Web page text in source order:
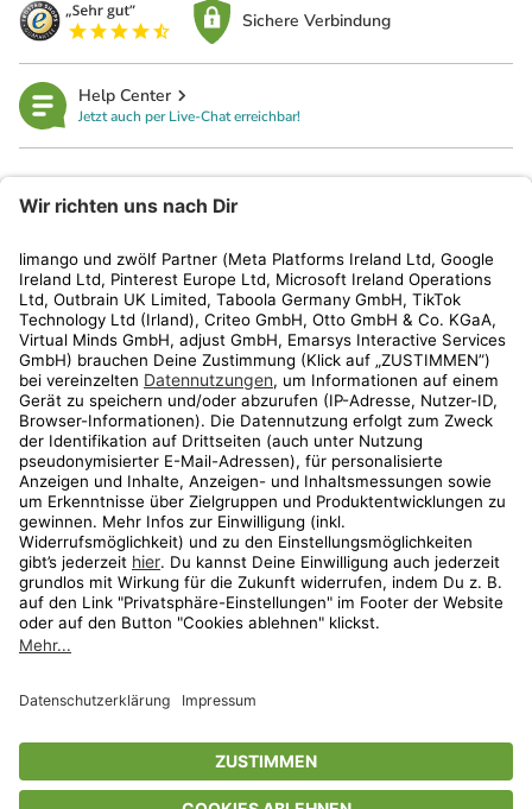
Sichere Verbindung
Help Center
Jetzt auch per Live-Chat erreichbar!
Kundenservice
Shop
Aktionen
Travel
* Streichpreise entsprechen der unverbindlichen Preisempfehlung des
Herstellers. Prozentangaben beziehen sich auf den Streichpreis.